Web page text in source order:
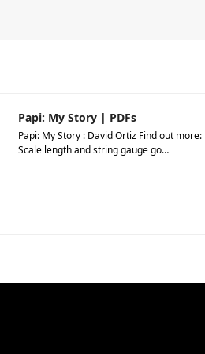
Papi: My Story | PDFs
Papi: My Story : David Ortiz Find out more:
Scale length and string gauge go…